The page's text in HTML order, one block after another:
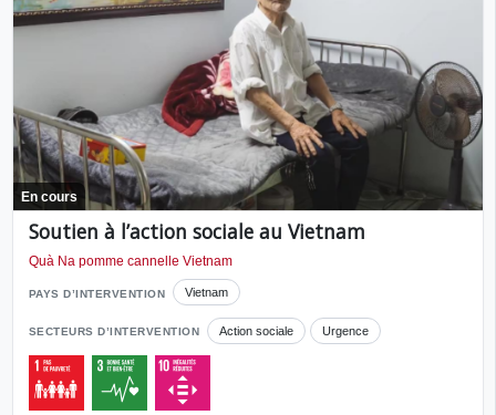
En cours
Soutien à l’action sociale au Vietnam
Quà Na pomme cannelle Vietnam
PAYS D’INTERVENTION Vietnam
SECTEURS D’INTERVENTION Action sociale Urgence